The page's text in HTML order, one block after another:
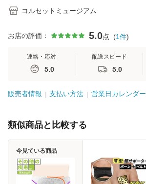
コルセットミュージアム
お店の評価： 5.0点 (1件)
連絡・応対
5.0
配送スピード
5.0
販売者情報 支払い方法 営業日カレンダー
類似商品と比較する
今見ている商品